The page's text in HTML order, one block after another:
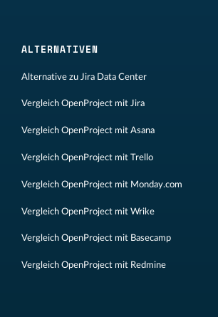
ALTERNATIVEN
Alternative zu Jira Data Center
Vergleich OpenProject mit Jira
Vergleich OpenProject mit Asana
Vergleich OpenProject mit Trello
Vergleich OpenProject mit Monday.com
Vergleich OpenProject mit Wrike
Vergleich OpenProject mit Basecamp
Vergleich OpenProject mit Redmine